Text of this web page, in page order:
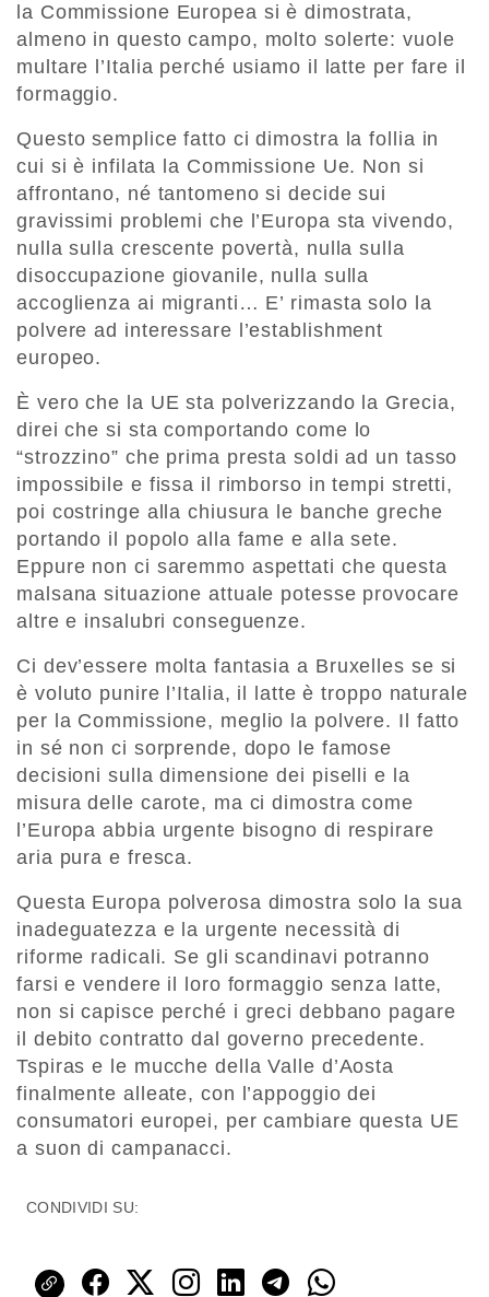
la Commissione Europea si è dimostrata,
almeno in questo campo, molto solerte: vuole
multare l’Italia perché usiamo il latte per fare il
formaggio.
Questo semplice fatto ci dimostra la follia in
cui si è infilata la Commissione Ue. Non si
affrontano, né tantomeno si decide sui
gravissimi problemi che l’Europa sta vivendo,
nulla sulla crescente povertà, nulla sulla
disoccupazione giovanile, nulla sulla
accoglienza ai migranti… E’ rimasta solo la
polvere ad interessare l’establishment
europeo.
È vero che la UE sta polverizzando la Grecia,
direi che si sta comportando come lo
“strozzino” che prima presta soldi ad un tasso
impossibile e fissa il rimborso in tempi stretti,
poi costringe alla chiusura le banche greche
portando il popolo alla fame e alla sete.
Eppure non ci saremmo aspettati che questa
malsana situazione attuale potesse provocare
altre e insalubri conseguenze.
Ci dev’essere molta fantasia a Bruxelles se si
è voluto punire l’Italia, il latte è troppo naturale
per la Commissione, meglio la polvere. Il fatto
in sé non ci sorprende, dopo le famose
decisioni sulla dimensione dei piselli e la
misura delle carote, ma ci dimostra come
l’Europa abbia urgente bisogno di respirare
aria pura e fresca.
Questa Europa polverosa dimostra solo la sua
inadeguatezza e la urgente necessità di
riforme radicali. Se gli scandinavi potranno
farsi e vendere il loro formaggio senza latte,
non si capisce perché i greci debbano pagare
il debito contratto dal governo precedente.
Tspiras e le mucche della Valle d’Aosta
finalmente alleate, con l’appoggio dei
consumatori europei, per cambiare questa UE
a suon di campanacci.
CONDIVIDI SU: